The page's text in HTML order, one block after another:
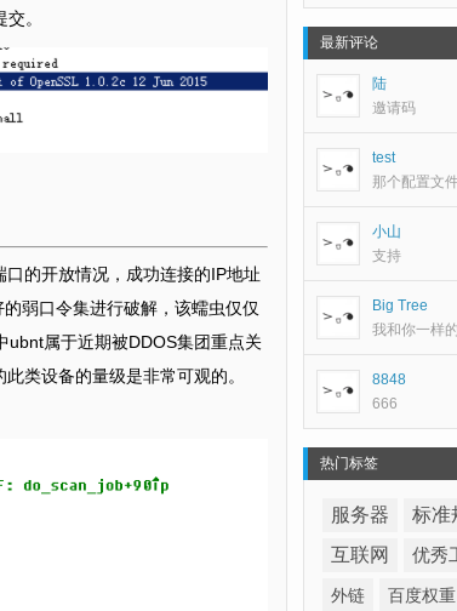
。
的开放情况，成功连接的IP地址
弱口令集进行破解，该蠕虫仅仅
属于近期被DDOS集团重点关
类设备的量级是非常可观的。
最新评论
陆
邀请码
test
那个配置文
小山
支持
Big Tree
我和你一样
8848
666
热门标签
服务器 标准
互联网
优秀
外链 百度权重